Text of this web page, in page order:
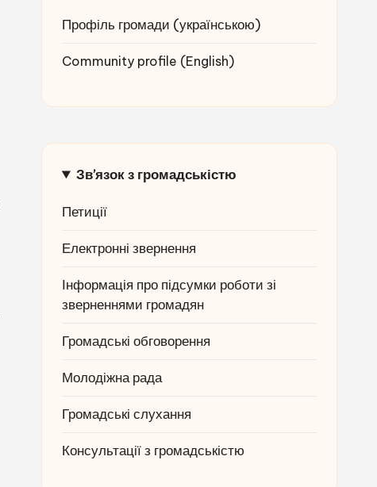
Профіль громади (українською)
Community profile (English)
Зв’язок з громадськістю
Петиції
Електронні звернення
Інформація про підсумки роботи зі
зверненнями громадян
Громадські обговорення
Молодіжна рада
Громадські слухання
Консультації з громадськістю